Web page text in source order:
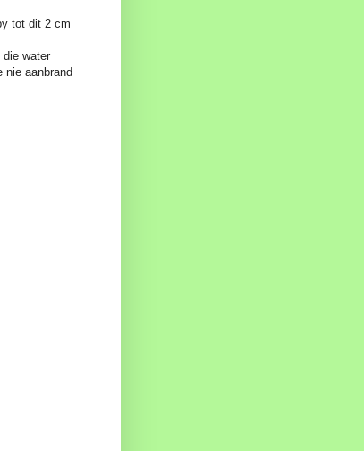
tot dit 2 cm
water
nie aanbrand